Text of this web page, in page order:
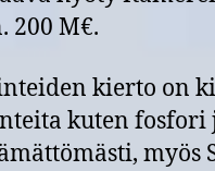
200 M€.
kierto on
kuten fosfori
myös